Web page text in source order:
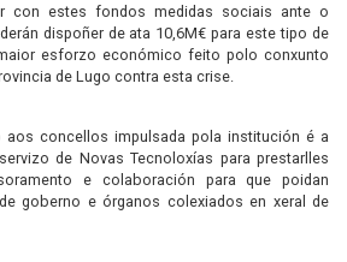
con estes fondos medidas sociais ante o
dispoñer de ata 10,6M€ para este tipo de
esforzo económico feito polo conxunto
de Lugo contra esta crise.
aos concellos impulsada pola institución é a
de Novas Tecnoloxías para prestarlles
e colaboración para que poidan
goberno e órganos colexiados en xeral de